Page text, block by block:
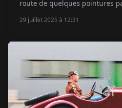
route de quelques pointures
passant par un certain Paul
29 juillet 2025 à 12:31